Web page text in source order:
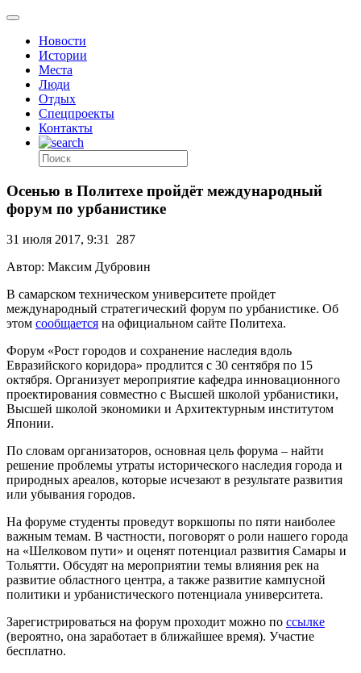
Новости
Истории
Места
Люди
Отдых
Спецпроекты
Контакты
Осенью в Политехе пройдёт международный
форум по урбанистике
31 июля 2017, 9:31 287
Автор: Максим Дубровин
В самарском техническом университете пройдет
международный стратегический форум по урбанистике. Об
этом сообщается на официальном сайте Политеха.
Форум «Рост городов и сохранение наследия вдоль
Евразийского коридора» продлится с 30 сентября по 15
октября. Организует мероприятие кафедра инновационного
проектирования совместно с Высшей школой урбанистики,
Высшей школой экономики и Архитектурным институтом
Японии.
По словам организаторов, основная цель форума – найти
решение проблемы утраты исторического наследия города и
природных ареалов, которые исчезают в результате развития
или убывания городов.
На форуме студенты проведут воркшопы по пяти наиболее
важным темам. В частности, поговорят о роли нашего города
на «Шелковом пути» и оценят потенциал развития Самары и
Тольятти. Обсудят на мероприятии темы влияния рек на
развитие областного центра, а также развитие кампусной
политики и урбанистического потенциала университета.
Зарегистрироваться на форум проходит можно по ссылке
(вероятно, она заработает в ближайшее время). Участие
бесплатно.